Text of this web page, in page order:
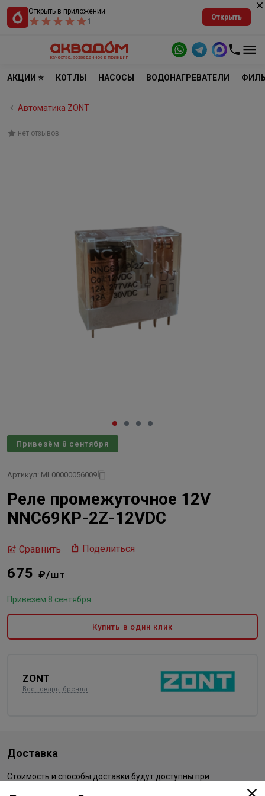
Открыть в приложении
1
Открыть
АКЦИИ ⭐ КОТЛЫ НАСОСЫ ВОДОНАГРЕВАТЕЛИ
Автоматика ZONT
нет отзывов
Привезём 8 сентября
Артикул: ML00000056009
Реле промежуточное 12V
NNC69KP-2Z-12VDC
Сравнить Поделиться
675 ₽/шт
Привезём 8 сентября
Купить в один клик
ZONT
Все товары бренда
Доставка
Стоимость и способы доставки будут доступны при